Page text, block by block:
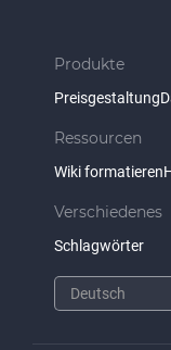
Produkte
Preisgestaltung
Ressourcen
Wiki formatieren
Verschiedenes
Schlagwörter